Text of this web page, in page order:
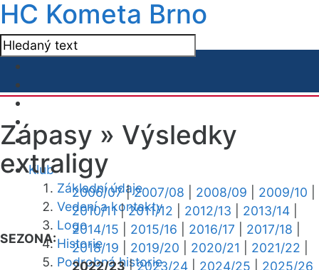
HC Kometa Brno
Klub
Základní údaje
Vedení a kontakty
Logo
Historie
Podrobná historie
Zápasy » Výsledky
extraligy
SEZONA:
2006/07|2007/08 2008/09 2009/10
2010/11|2011/12 2012/13 2013/14
2014/15
2015/16 2016/17 2017/18
2018/19
2019/20 2020/21 2021/22
2022/23|2023/24 2024/25
2025/26